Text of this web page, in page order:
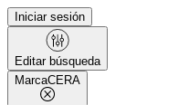
Iniciar sesión
Editar búsqueda
MarcaCERA